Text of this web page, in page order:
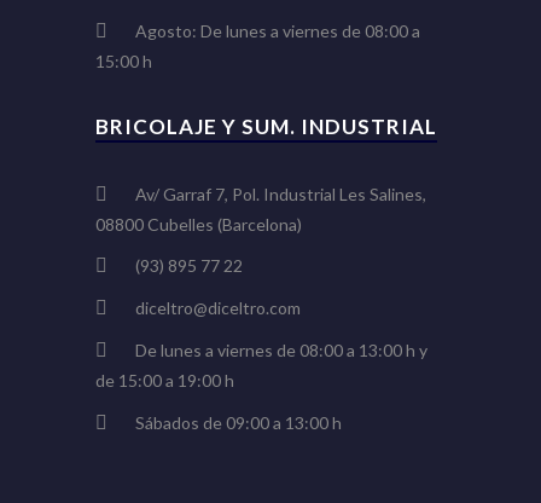
Agosto: De lunes a viernes de 08:00 a
15:00 h
BRICOLAJE Y SUM. INDUSTRIAL
Av/ Garraf 7, Pol. Industrial Les Salines,
08800 Cubelles (Barcelona)
(93) 895 77 22
diceltro@diceltro.com
De lunes a viernes de 08:00 a 13:00 h y
de 15:00 a 19:00 h
Sábados de 09:00 a 13:00 h